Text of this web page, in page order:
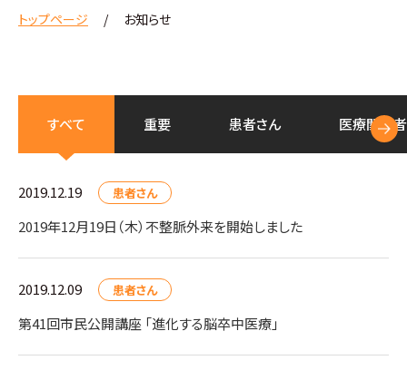
トップページ お知らせ
すべて 重要 患者さん 医療関係
2019.12.19 患者さん
2019年12月19日（木）不整脈外来を開始しました
2019.12.09 患者さん
第41回市民公開講座 「進化する脳卒中医療」